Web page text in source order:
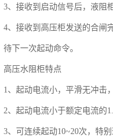
3、接收到启动信号后，液阻
4、接收到高压柜发送的合闸
待下一次起动命令。
高压水阻柜特点
1、起动电流小，平滑无冲击
2、起动电流小于额定电流的
3、可连续起动10~20次，特